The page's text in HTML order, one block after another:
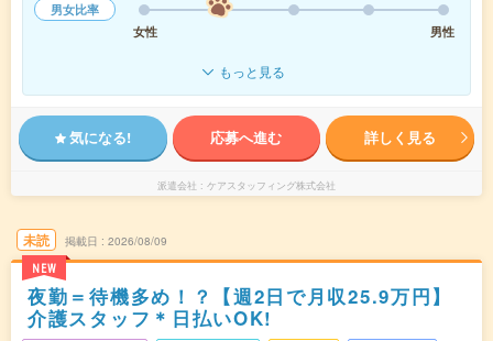
男女比率
女性
男性
もっと見る
気になる! 応募へ進む 詳しく見る
派遣会社 ケアスタッフィング株式会社
未読
NEW
掲載日 2026/08/09
夜勤＝待機多め！？【週2日で月収25.9万円】
介護スタッフ＊日払いOK!